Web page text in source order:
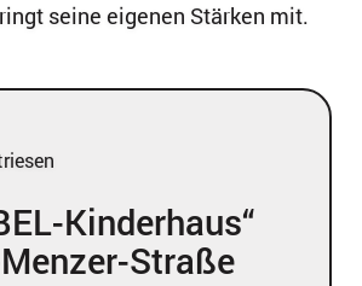
seine eigenen Stärken mit.
Kinderhaus“
Straße